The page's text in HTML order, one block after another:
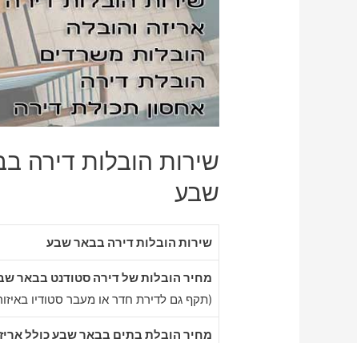
שירות הובלות דירה
שבע
שירות הובלות דירה בבאר שבע
מחיר הובלות של דירה סטודנט בבאר
(תקף גם לדירת חדר או מעבר סטודיו
מחיר הובלת בתים בבאר שבע כולל